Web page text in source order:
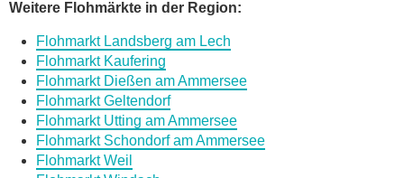
E-Mail*
Daten des Flohmarkts
Weitere Flohmärkte in der Region:
Flohmarkt Landsberg am Lech
Flohmarkt Kaufering
Flohmarkt Dießen am Ammersee
Flohmarkt Geltendorf
Flohmarkt Utting am Ammersee
Flohmarkt Schondorf am Ammersee
Flohmarkt Weil